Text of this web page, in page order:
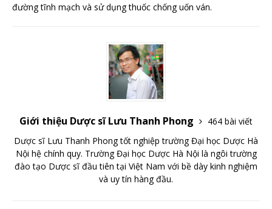
đường tĩnh mạch và sử dụng thuốc chống uốn ván.
Giới thiệu Dược sĩ Lưu Thanh Phong
464 bài viết
Dược sĩ Lưu Thanh Phong tốt nghiệp trường Đại học Dược Hà
Nội hệ chính quy. Trường Đại học Dược Hà Nội là ngôi trường
đào tạo Dược sĩ đầu tiên tại Việt Nam với bề dày kinh nghiệm
và uy tín hàng đầu.